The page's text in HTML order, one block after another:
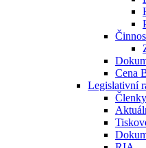
Cena
Legislativní